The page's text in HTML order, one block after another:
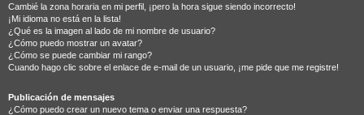
Cambié la zona horaria en mi perfil, ¡pero la hora sigue siendo incorrecto!
¡Mi idioma no está en la lista!
¿Qué es la imagen al lado de mi nombre de usuario?
¿Cómo puedo mostrar un avatar?
¿Cómo se puede cambiar mi rango?
Cuando hago clic sobre el enlace de e-mail de un usuario, ¡me pide que me registre!
Publicación de mensajes
¿Cómo puedo crear un nuevo tema o enviar una respuesta?